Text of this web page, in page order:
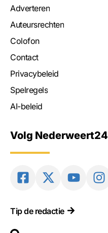
Adverteren
Auteursrechten
Colofon
Contact
Privacybeleid
Spelregels
AI-beleid
Volg Nederweert24
Tip de redactie